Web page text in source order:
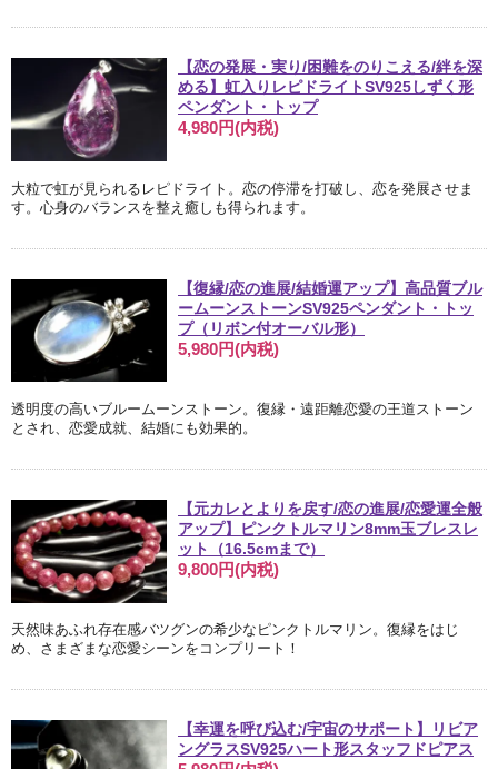
【恋の発展・実り/困難をのりこえる/絆を深
める】虹入りレピドライトSV925しずく形
ペンダント・トップ
4,980円(内税)
大粒で虹が見られるレピドライト。恋の停滞を打破し、恋を発展させま
す。心身のバランスを整え癒しも得られます。
【復縁/恋の進展/結婚運アップ】高品質ブル
ームーンストーンSV925ペンダント・トッ
プ（リボン付オーバル形）
5,980円(内税)
透明度の高いブルームーンストーン。復縁・遠距離恋愛の王道ストーン
とされ、恋愛成就、結婚にも効果的。
【元カレとよりを戻す/恋の進展/恋愛運全般
アップ】ピンクトルマリン8mm玉ブレスレ
ット（16.5cmまで）
9,800円(内税)
天然味あふれ存在感バツグンの希少なピンクトルマリン。復縁をはじ
め、さまざまな恋愛シーンをコンプリート！
【幸運を呼び込む/宇宙のサポート】リビア
ングラスSV925ハート形スタッフドピアス